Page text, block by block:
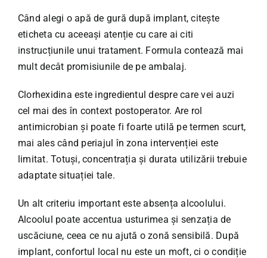
Când alegi o apă de gură după implant, citește
eticheta cu aceeași atenție cu care ai citi
instrucțiunile unui tratament. Formula contează mai
mult decât promisiunile de pe ambalaj.
Clorhexidina este ingredientul despre care vei auzi
cel mai des în context postoperator. Are rol
antimicrobian și poate fi foarte utilă pe termen scurt,
mai ales când periajul în zona intervenției este
limitat. Totuși, concentrația și durata utilizării trebuie
adaptate situației tale.
Un alt criteriu important este absența alcoolului.
Alcoolul poate accentua usturimea și senzația de
uscăciune, ceea ce nu ajută o zonă sensibilă. După
implant, confortul local nu este un moft, ci o condiție